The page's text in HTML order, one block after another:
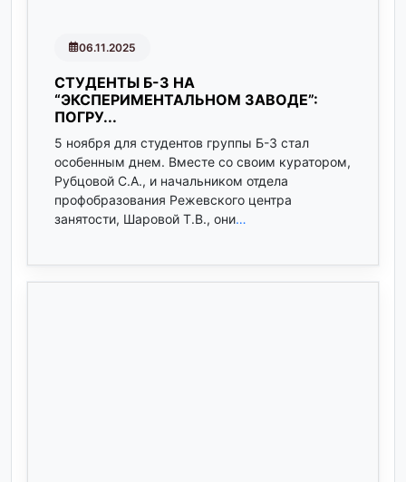
06.11.2025
СТУДЕНТЫ Б-3 НА
“ЭКСПЕРИМЕНТАЛЬНОМ ЗАВОДЕ”:
ПОГРУ...
5 ноября для студентов группы Б-3 стал
особенным днем. Вместе со своим куратором,
Рубцовой С.А., и начальником отдела
профобразования Режевского центра
занятости, Шаровой Т.В., они…